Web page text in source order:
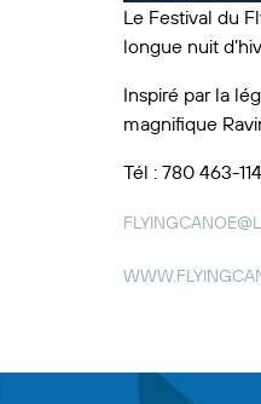
Le Festival du
longue nuit
Inspiré par la
magnifique
Tél : 780 463-